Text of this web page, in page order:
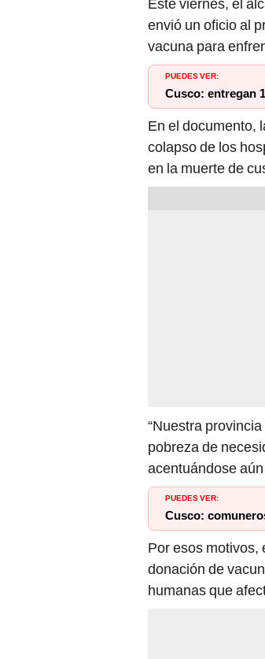
Este viernes, el
envió un oficio al
vacuna para
PUEDES VER:
Cusco: entregan
En el documento,
colapso de los
en la muerte de
“Nuestra
pobreza de
acentuándose
PUEDES VER:
Cusco:
Por esos motivos,
donación de
humanas que